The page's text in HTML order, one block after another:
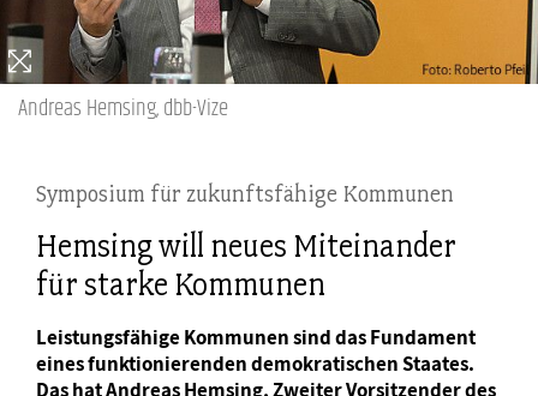
Andreas Hemsing, dbb-Vize
Symposium für zukunftsfähige Kommunen
Hemsing will neues Miteinander
für starke Kommunen
Leistungsfähige Kommunen sind das Fundament
eines funktionierenden demokratischen Staates.
Das hat Andreas Hemsing, Zweiter Vorsitzender des